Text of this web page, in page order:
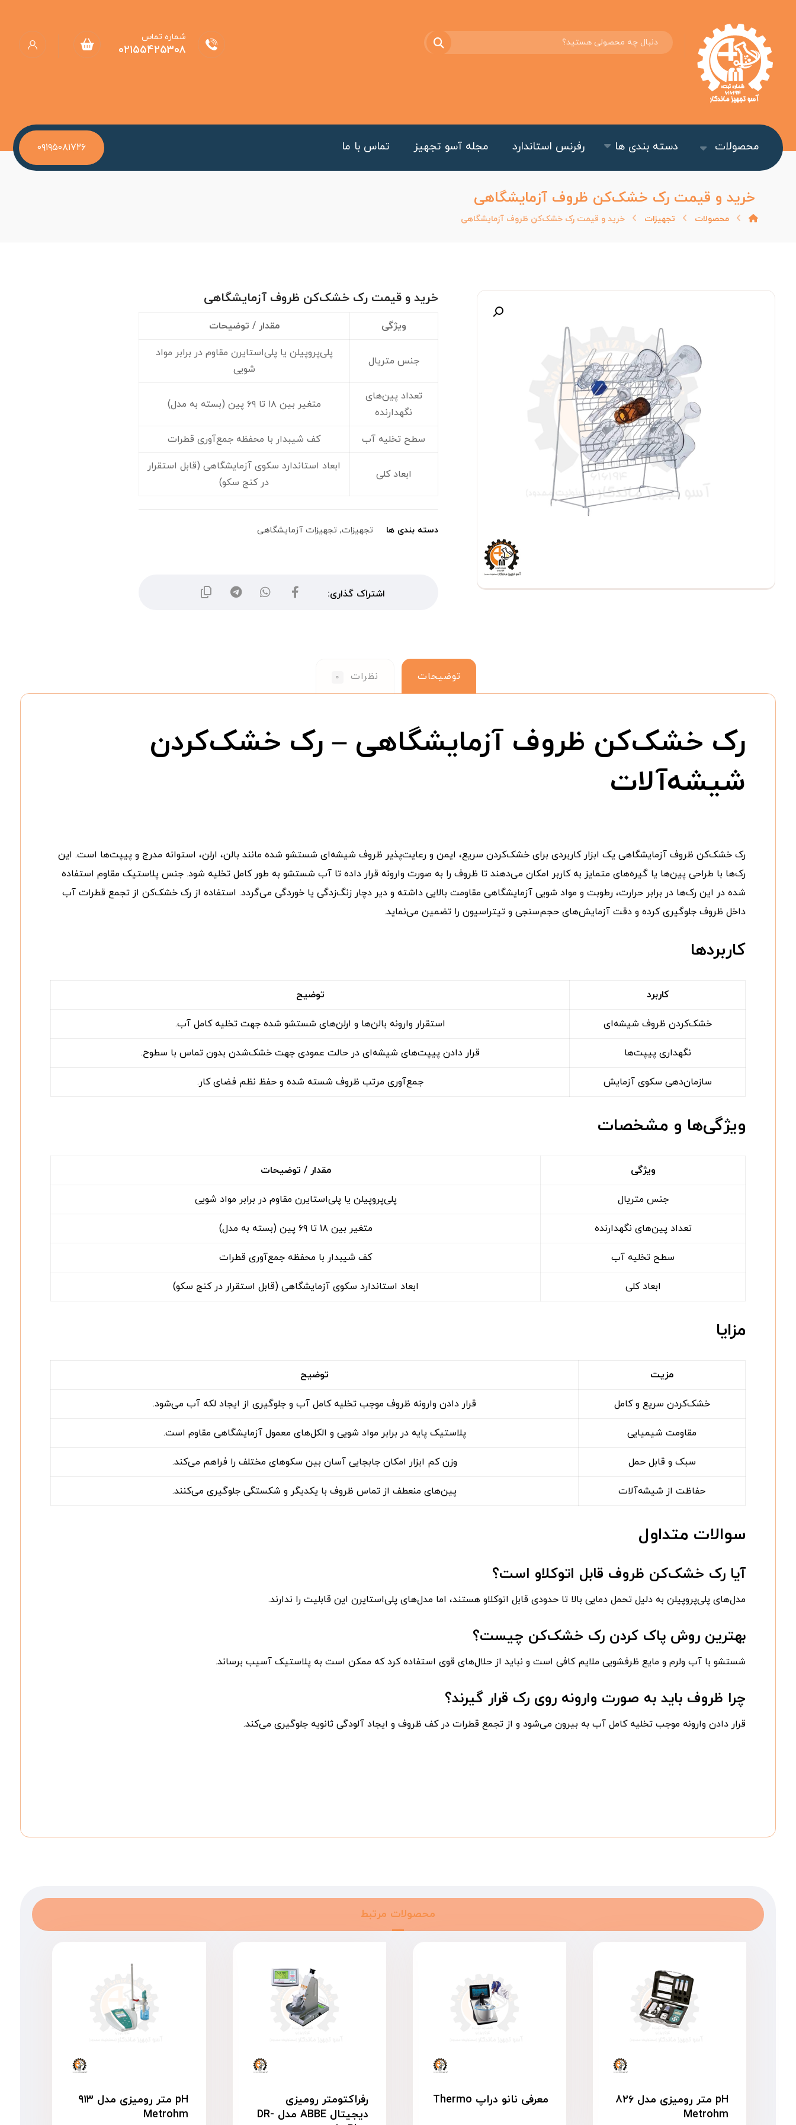
شماره تماس
۰۲۱۵۵۴۲۵۳۰۸
محصولات دسته بندی ها رفرنس استاندارد مجله آسو تجهیز تماس با ما ۰۹۱۹۵۰۸۱۷۲۶
خرید و قیمت رک خشک‌کن ظروف آزمایشگاهی
محصولات تجهیزات خرید و قیمت رک خشک‌کن ظروف آزمایشگاهی
خرید و قیمت رک خشک‌کن ظروف آزمایشگاهی
ویژگی مقدار / توضیحات
جنس متریال
پلی‌پروپیلن یا پلی‌استایرن مقاوم در برابر مواد
شویی
تعداد پین‌های
نگهدارنده
متغیر بین ۱۸ تا ۶۹ پین (بسته به مدل)
سطح تخلیه آب کف شیبدار با محفظه جمع‌آوری قطرات
ابعاد کلی
ابعاد استاندارد سکوی آزمایشگاهی (قابل استقرار
در کنج سکو)
دسته بندی ها تجهیزات,تجهیزات آزمایشگاهی
توضیحات نظرات ۰
رک خشک‌کن ظروف آزمایشگاهی – رک خشک‌کردن
شیشه‌آلات
رک خشک‌کن ظروف آزمایشگاهی یک ابزار کاربردی برای خشک‌کردن سریع، ایمن و رعایت‌پذیر ظروف شیشه‌ای شستشو شده مانند بالن، ارلن، استوانه مدرج و پیپت‌ها است. این
رک‌ها با طراحی پین‌ها یا گیره‌های متمایز به کاربر امکان می‌دهند تا ظروف را به صورت وارونه قرار داده تا آب شستشو به طور کامل تخلیه شود. جنس پلاستیک مقاوم استفاده
شده در این رک‌ها در برابر حرارت، رطوبت و مواد شویی آزمایشگاهی مقاومت بالایی داشته و دیر دچار زنگ‌زدگی یا خوردگی می‌گردد. استفاده از رک خشک‌کن از تجمع قطرات آب
داخل ظروف جلوگیری کرده و دقت آزمایش‌های حجم‌سنجی و تیتراسیون را تضمین می‌نماید.
کاربردها
کاربرد توضیح
خشک‌کردن ظروف شیشه‌ای استقرار وارونه بالن‌ها و ارلن‌های شستشو شده جهت تخلیه کامل آب.
نگهداری پیپت‌ها قرار دادن پیپت‌های شیشه‌ای در حالت عمودی جهت خشک‌شدن بدون تماس با سطوح.
سازمان‌دهی سکوی آزمایش جمع‌آوری مرتب ظروف شسته شده و حفظ نظم فضای کار.
ویژگی‌ها و مشخصات
ویژگی مقدار / توضیحات
جنس متریال پلی‌پروپیلن یا پلی‌استایرن مقاوم در برابر مواد شویی
تعداد پین‌های نگهدارنده متغیر بین ۱۸ تا ۶۹ پین (بسته به مدل)
سطح تخلیه آب کف شیبدار با محفظه جمع‌آوری قطرات
ابعاد کلی ابعاد استاندارد سکوی آزمایشگاهی (قابل استقرار در کنج سکو)
مزایا
مزیت توضیح
خشک‌کردن سریع و کامل قرار دادن وارونه ظروف موجب تخلیه کامل آب و جلوگیری از ایجاد لکه آب می‌شود.
مقاومت شیمیایی پلاستیک پایه در برابر مواد شویی و الکل‌های معمول آزمایشگاهی مقاوم است.
سبک و قابل حمل وزن کم ابزار امکان جابجایی آسان بین سکوهای مختلف را فراهم می‌کند.
حفاظت از شیشه‌آلات پین‌های منعطف از تماس ظروف با یکدیگر و شکستگی جلوگیری می‌کنند.
سوالات متداول
آیا رک خشک‌کن ظروف قابل اتوکلاو است؟
مدل‌های پلی‌پروپیلن به دلیل تحمل دمایی بالا تا حدودی قابل اتوکلاو هستند، اما مدل‌های پلی‌استایرن این قابلیت را ندارند.
بهترین روش پاک کردن رک خشک‌کن چیست؟
شستشو با آب ولرم و مایع ظرفشویی ملایم کافی است و نباید از حلال‌های قوی استفاده کرد که ممکن است به پلاستیک آسیب برساند.
چرا ظروف باید به صورت وارونه روی رک قرار گیرند؟
قرار دادن وارونه موجب تخلیه کامل آب به بیرون می‌شود و از تجمع قطرات در کف ظروف و ایجاد آلودگی ثانویه جلوگیری می‌کند.
محصولات مرتبط
pH متر رومیزی مدل ۸۲۶
Metrohm
معرفی نانو دراپ Thermo
رفراکتومتر رومیزی
دیجیتال ABBE مدل DR-
pH متر رومیزی مدل ۹۱۳
Metrohm